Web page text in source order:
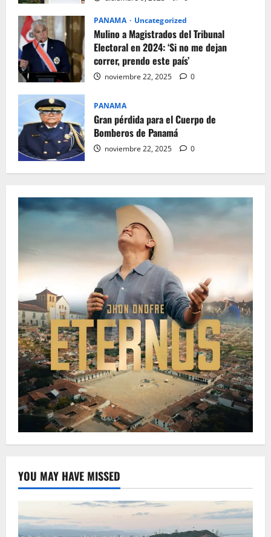
PANAMA Uncategorized
Mulino a Magistrados del Tribunal
Electoral en 2024: ‘Si no me dejan
correr, prendo este país’
noviembre 22, 2025 0
PANAMA
Gran pérdida para el Cuerpo de
Bomberos de Panamá
noviembre 22, 2025 0
YOU MAY HAVE MISSED